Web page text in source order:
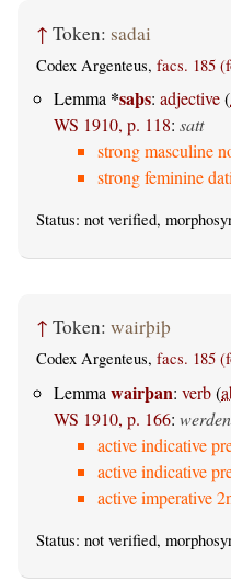
↑ Token: sadai
Codex Argenteus, facs. 185
Lemma *saþs: adjective(
WS 1910, p. 118: satt
strong masculine
strong feminine
Status: not verified,
↑ Token: wairþiþ
Codex Argenteus, facs. 185
Lemma wairþan: verb(
WS 1910, p. 166: werden
active indicative
active indicative
active imperative
Status: not verified,